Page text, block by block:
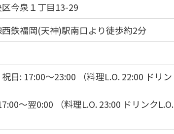
今泉１丁目13-29
鉄福岡(天神)駅南口より徒歩約2分
日: 17:00～23:00 （料理L.O. 22:00 ドリン
～翌0:00 （料理L.O. 23:00 ドリンクL.O.